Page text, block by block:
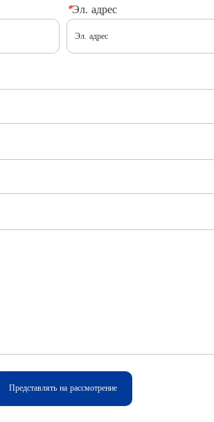
*Эл. адрес
Представлять на рассмотрение